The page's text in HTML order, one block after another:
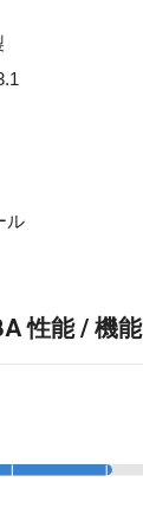
ル
性能 / 機能